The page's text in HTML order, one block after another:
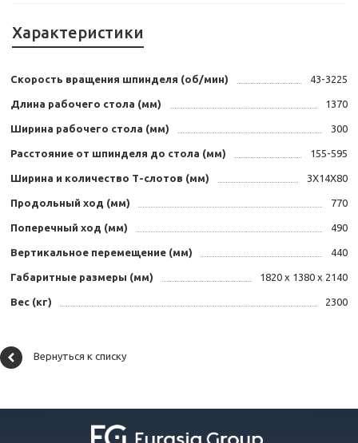
Характеристики
Скорость вращения шпинделя (об/мин) 43-3225
Длина рабочего стола (мм) 1370
Ширина рабочего стола (мм) 300
Расстояние от шпинделя до стола (мм) 155-595
Ширина и количество Т-слотов (мм) 3X14X80
Продольный ход (мм) 770
Поперечный ход (мм) 490
Вертикальное перемещение (мм) 440
Габаритные размеры (мм) 1820 х 1380 х 2140
Вес (кг) 2300
Вернуться к списку